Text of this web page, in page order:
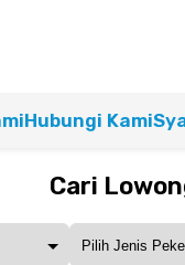
Hubungi Kami
Cari